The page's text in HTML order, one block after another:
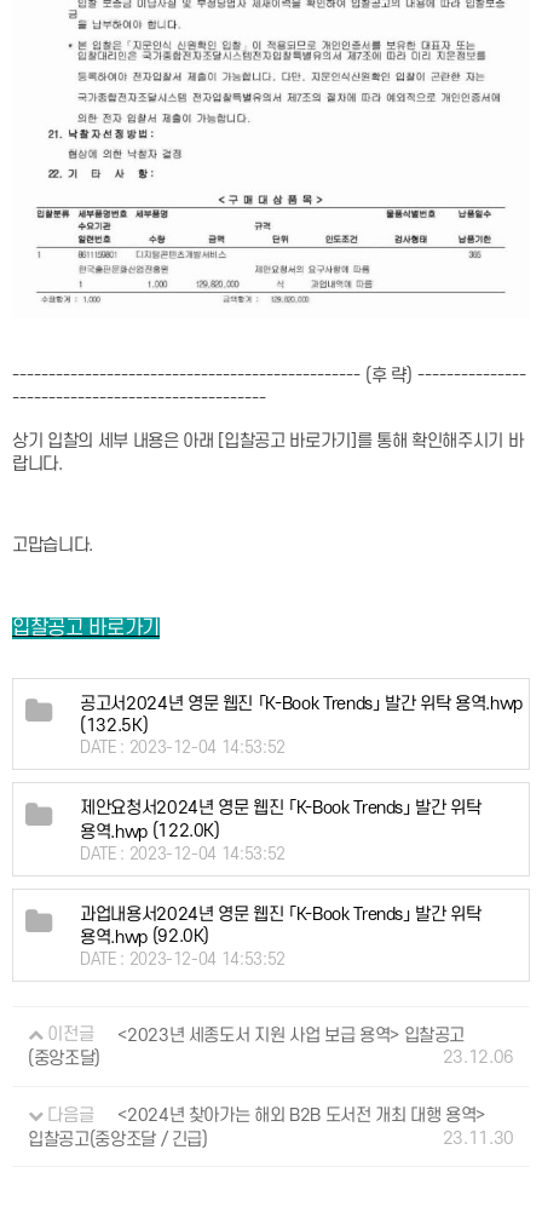
------------------------------------------------ (후 략) ---------------
-----------------------------------
상기 입찰의 세부 내용은 아래 입찰공고 바로가기
를 통해 확인해주시기 바
랍니다.
고맙습니다.
입찰공고 바로가기
공고서2024년 영문 웹진 「K-Book Trends」 발간 위탁 용역.hwp
(132.5K)
DATE : 2023-12-04 14:53:52
제안요청서2024년 영문 웹진 「K-Book Trends」 발간 위탁
용역.hwp(122.0K)
DATE : 2023-12-04 14:53:52
과업내용서2024년 영문 웹진 「K-Book Trends」 발간 위탁
용역.hwp(92.0K)
DATE : 2023-12-04 14:53:52
이전글
<2023년 세종도서 지원 사업 보급 용역> 입찰공고
(중앙조달)
23.12.06
다음글
<2024년 찾아가는 해외 B2B 도서전 개최 대행 용역>
입찰공고(중앙조달 / 긴급)
23.11.30